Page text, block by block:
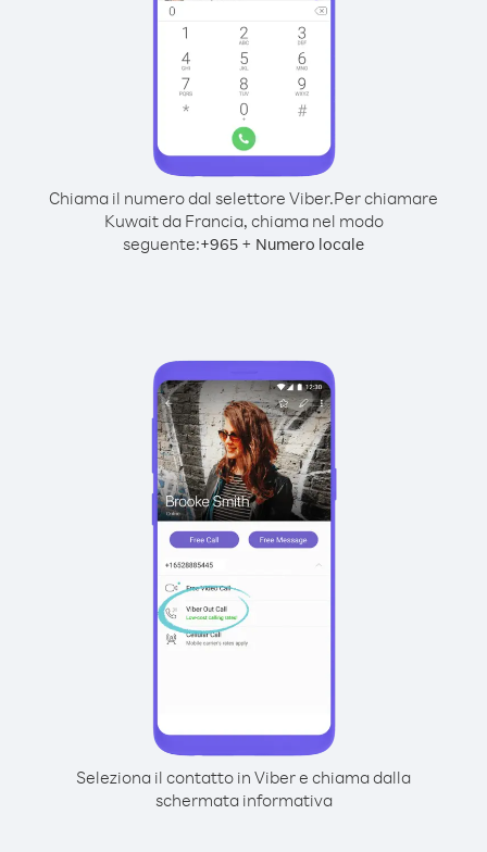
Chiama il numero dal selettore Viber.Per chiamare
Kuwait da Francia, chiama nel modo
seguente:+965 + Numero locale
Seleziona il contatto in Viber e chiama dalla
schermata informativa